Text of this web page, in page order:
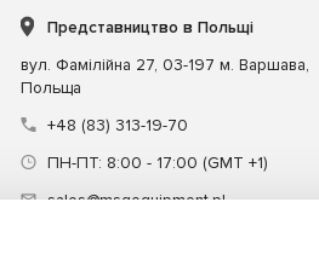
Представництво в Польщі
вул. Фамілійна 27, 03-197 м. Варшава,
Польща
+48 (83) 313-19-70
ПН-ПТ: 8:00 - 17:00 (GMT +1)
sales@msgequipment.pl